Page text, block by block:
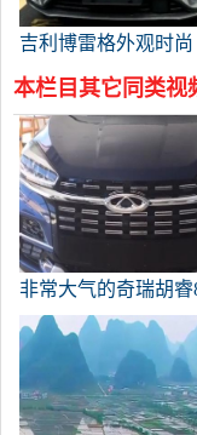
吉利博雷格外观时尚
本栏目其它同类视
非常大气的奇瑞胡睿